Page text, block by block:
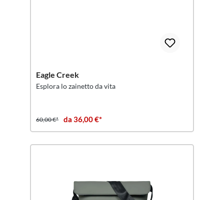
Eagle Creek
Esplora lo zainetto da vita
60,00 €* da 36,00 €*